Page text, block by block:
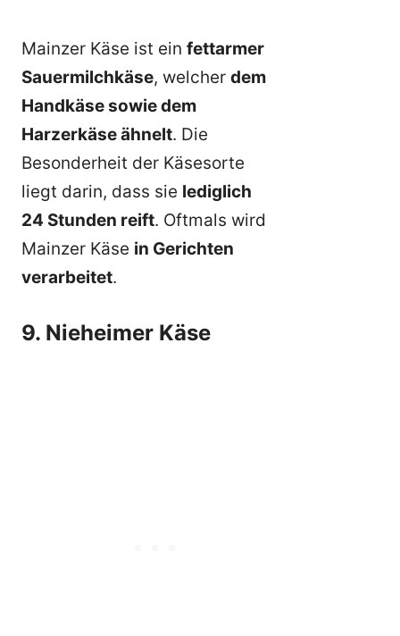
Mainzer Käse ist ein fettarmer
Sauermilchkäse, welcher dem
Handkäse sowie dem
Harzerkäse ähnelt. Die
Besonderheit der Käsesorte
liegt darin, dass sie lediglich
24 Stunden reift. Oftmals wird
Mainzer Käse in Gerichten
verarbeitet.
9. Nieheimer Käse